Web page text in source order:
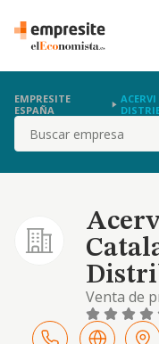
EMPRESITE
ESPAÑA
Buscar
Venta de
propia o